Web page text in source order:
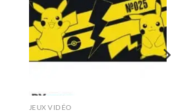
JEUX VIDÉO